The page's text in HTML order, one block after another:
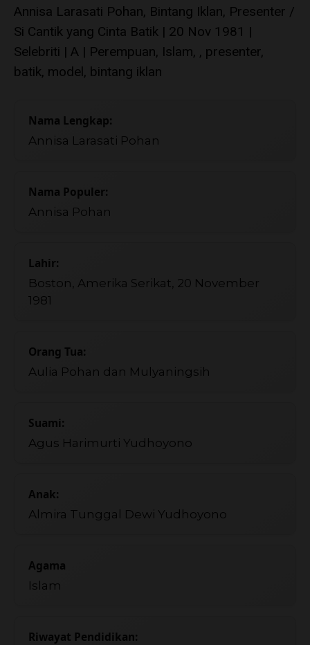
Annisa Larasati Pohan, Bintang Iklan, Presenter /
Si Cantik yang Cinta Batik | 20 Nov 1981 |
Selebriti | A | Perempuan, Islam, , presenter,
batik, model, bintang iklan
Nama Lengkap:
Annisa Larasati Pohan
Nama Populer:
Annisa Pohan
Lahir:
Boston, Amerika Serikat, 20 November
1981
Orang Tua:
Aulia Pohan dan Mulyaningsih
Suami:
Agus Harimurti Yudhoyono
Anak:
Almira Tunggal Dewi Yudhoyono
Agama
Islam
Riwayat Pendidikan: